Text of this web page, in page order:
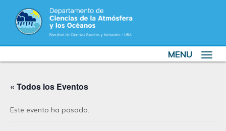
Toggle
MENU
« Todos los Eventos
Este evento ha pasado.